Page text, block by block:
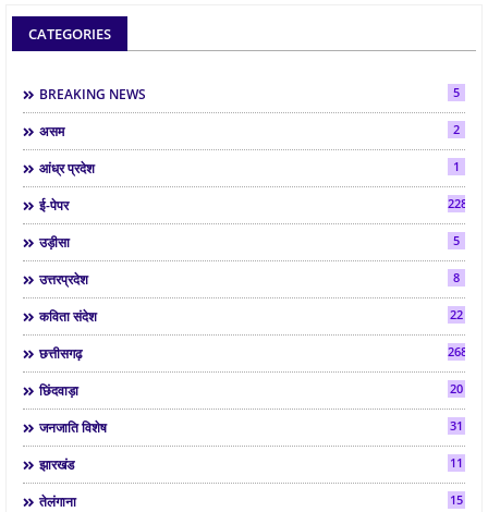
CATEGORIES
BREAKING NEWS 5
असम 2
आंध्र प्रदेश 1
ई-पेपर 2287
उड़ीसा 5
उत्तरप्रदेश 8
कविता संदेश 22
छत्तीसगढ़ 268
छिंदवाड़ा 20
जनजाति विशेष 31
झारखंड 11
तेलंगाना 15